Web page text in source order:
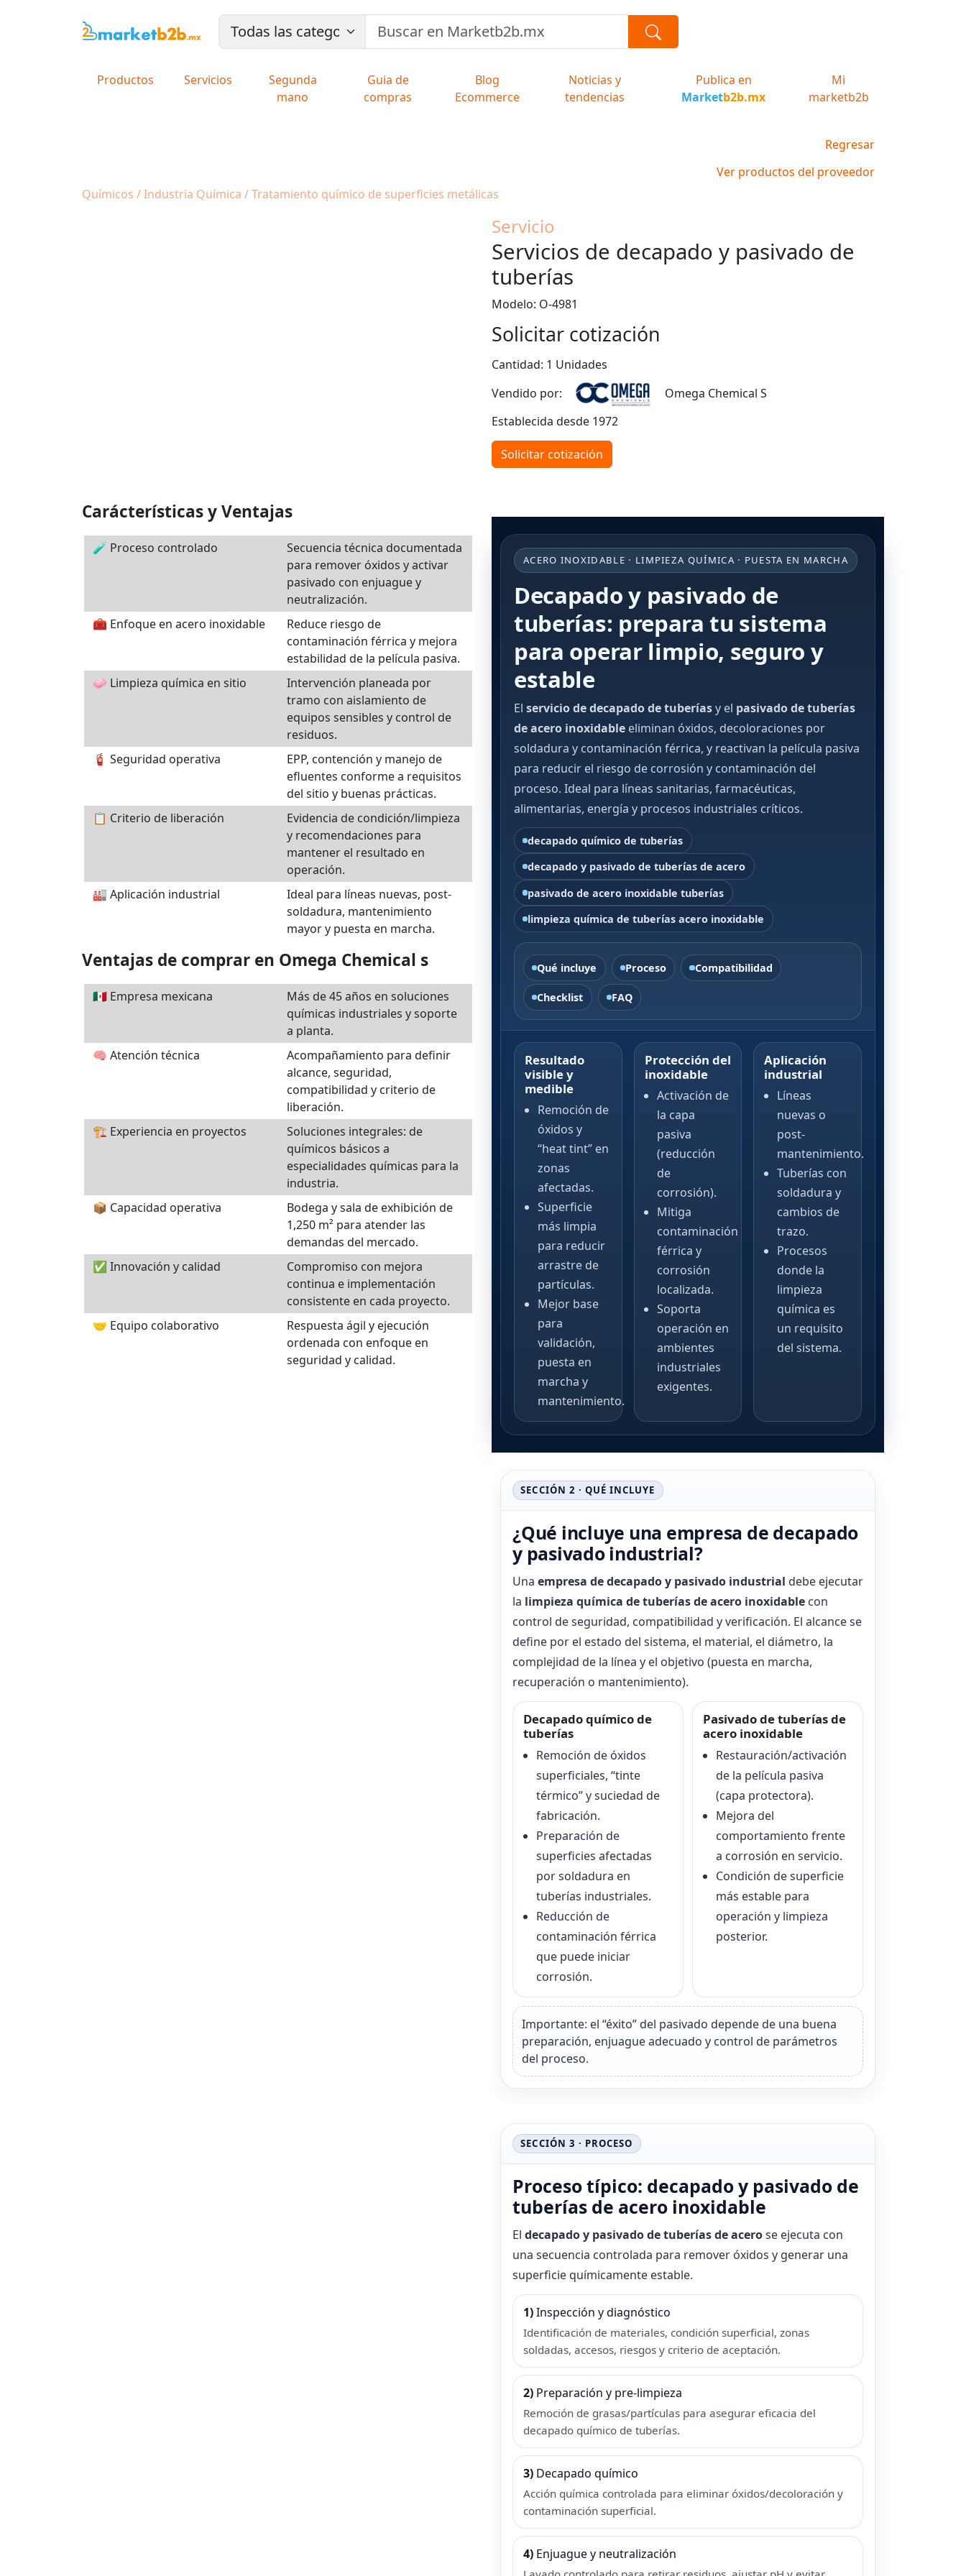
Productos Servicios
Segunda
mano
Guia de
compras
Blog
Ecommerce
Noticias y
tendencias
Publica en
Marketb2b.mx
Mi
marketb2b
Regresar
Ver productos del proveedor
Químicos / Industria Química / Tratamiento químico de superficies metálicas
Servicio
Servicios de decapado y pasivado de
tuberías
Modelo: O-4981
Solicitar cotización
Cantidad: 1 Unidades
Vendido por:
Omega Chemical S
Establecida desde 1972
Solicitar cotización
Carácterísticas y Ventajas
🧪 Proceso controlado
Secuencia técnica documentada
para remover óxidos y activar
pasivado con enjuague y
neutralización.
🧰 Enfoque en acero inoxidable
Reduce riesgo de
contaminación férrica y mejora
estabilidad de la película pasiva.
🧼 Limpieza química en sitio
Intervención planeada por
tramo con aislamiento de
equipos sensibles y control de
residuos.
🧯 Seguridad operativa
EPP, contención y manejo de
efluentes conforme a requisitos
del sitio y buenas prácticas.
📋 Criterio de liberación
Evidencia de condición/limpieza
y recomendaciones para
mantener el resultado en
operación.
🏭 Aplicación industrial
Ideal para líneas nuevas, post-
soldadura, mantenimiento
mayor y puesta en marcha.
Ventajas de comprar en Omega Chemical s
🇲🇽 Empresa mexicana
Más de 45 años en soluciones
químicas industriales y soporte
a planta.
🧠 Atención técnica
Acompañamiento para definir
alcance, seguridad,
compatibilidad y criterio de
liberación.
🏗️ Experiencia en proyectos
Soluciones integrales: de
químicos básicos a
especialidades químicas para la
industria.
📦 Capacidad operativa
Bodega y sala de exhibición de
1,250 m² para atender las
demandas del mercado.
✅ Innovación y calidad
Compromiso con mejora
continua e implementación
consistente en cada proyecto.
🤝 Equipo colaborativo
Respuesta ágil y ejecución
ordenada con enfoque en
seguridad y calidad.
ACERO INOXIDABLE · LIMPIEZA QUÍMICA · PUESTA EN MARCHA
Decapado y pasivado de
tuberías: prepara tu sistema
para operar limpio, seguro y
estable
El servicio de decapado de tuberíasy el pasivado de tuberías
de acero inoxidable eliminan óxidos, decoloraciones por
soldadura y contaminación férrica, y reactivan la película pasiva
para reducir el riesgo de corrosión y contaminación del
proceso. Ideal para líneas sanitarias, farmacéuticas,
alimentarias, energía y procesos industriales críticos.
decapado químico de tuberías
decapado y pasivado de tuberías de acero
pasivado de acero inoxidable tuberías
limpieza química de tuberías acero inoxidable
Qué incluye Proceso Compatibilidad
Checklist FAQ
Resultado
visible y
medible
Remoción de
óxidos y
“heat tint” en
zonas
afectadas.
Superficie
más limpia
para reducir
arrastre de
partículas.
Mejor base
para
validación,
puesta en
marcha y
mantenimiento.
Protección del
inoxidable
Activación de
la capa
pasiva
(reducción
de
corrosión).
Mitiga
contaminación
férrica y
corrosión
localizada.
Soporta
operación en
ambientes
industriales
exigentes.
Aplicación
industrial
Líneas
nuevas o
post-
mantenimiento.
Tuberías con
soldadura y
cambios de
trazo.
Procesos
donde la
limpieza
química es
un requisito
del sistema.
SECCIÓN 2 · QUÉ INCLUYE
¿Qué incluye una empresa de decapado
y pasivado industrial?
Una empresa de decapado y pasivado industrial debe ejecutar
la limpieza química de tuberías de acero inoxidable con
control de seguridad, compatibilidad y verificación. El alcance se
define por el estado del sistema, el material, el diámetro, la
complejidad de la línea y el objetivo (puesta en marcha,
recuperación o mantenimiento).
Decapado químico de
tuberías
Remoción de óxidos
superficiales, “tinte
térmico” y suciedad de
fabricación.
Preparación de
superficies afectadas
por soldadura en
tuberías industriales.
Reducción de
contaminación férrica
que puede iniciar
corrosión.
Pasivado de tuberías de
acero inoxidable
Restauración/activación
de la película pasiva
(capa protectora).
Mejora del
comportamiento frente
a corrosión en servicio.
Condición de superficie
más estable para
operación y limpieza
posterior.
Importante: el “éxito” del pasivado depende de una buena
preparación, enjuague adecuado y control de parámetros
del proceso.
SECCIÓN 3 · PROCESO
Proceso típico: decapado y pasivado de
tuberías de acero inoxidable
El decapado y pasivado de tuberías de acerose ejecuta con
una secuencia controlada para remover óxidos y generar una
superficie químicamente estable.
1)Inspección y diagnóstico
Identificación de materiales, condición superficial, zonas
soldadas, accesos, riesgos y criterio de aceptación.
2) Preparación y pre-limpieza
Remoción de grasas/partículas para asegurar eficacia del
decapado químico de tuberías.
3) Decapado químico
Acción química controlada para eliminar óxidos/decoloración y
contaminación superficial.
4) Enjuague y neutralización